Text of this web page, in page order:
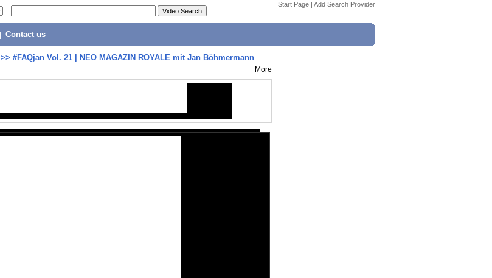
Start Page | Add Search Provider
Contact us
>> #FAQjan Vol. 21 | NEO MAGAZIN ROYALE mit Jan Böhmermann
More